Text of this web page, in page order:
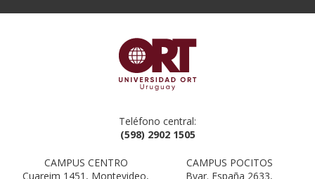
Teléfono central:
(598) 2902 1505
CAMPUS CENTRO
Cuareim 1451, Montevideo,
CAMPUS POCITOS
Bvar. España 2633,